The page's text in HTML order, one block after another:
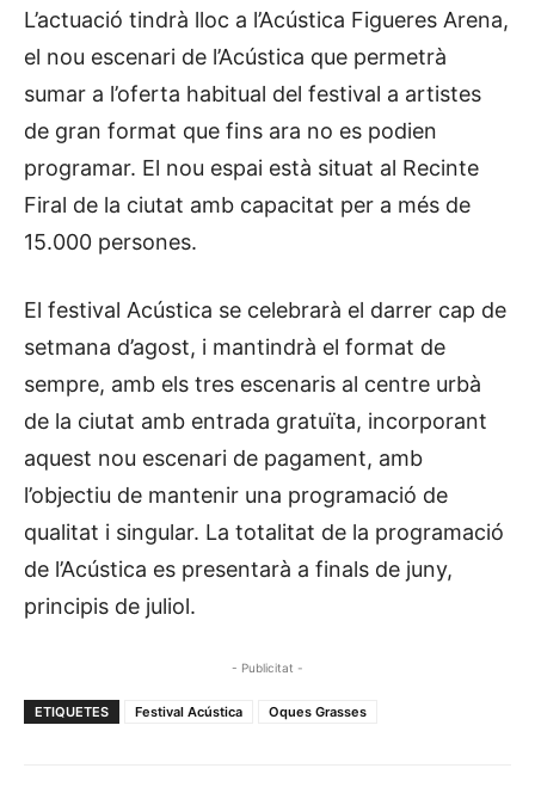
L’actuació tindrà lloc a l’Acústica Figueres Arena,
el nou escenari de l’Acústica que permetrà
sumar a l’oferta habitual del festival a artistes
de gran format que fins ara no es podien
programar. El nou espai està situat al Recinte
Firal de la ciutat amb capacitat per a més de
15.000 persones.
El festival Acústica se celebrarà el darrer cap de
setmana d’agost, i mantindrà el format de
sempre, amb els tres escenaris al centre urbà
de la ciutat amb entrada gratuïta, incorporant
aquest nou escenari de pagament, amb
l’objectiu de mantenir una programació de
qualitat i singular. La totalitat de la programació
de l’Acústica es presentarà a finals de juny,
principis de juliol.
- Publicitat -
ETIQUETES Festival Acústica Oques Grasses